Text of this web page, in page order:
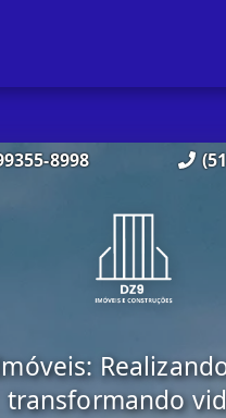
8998
transformando